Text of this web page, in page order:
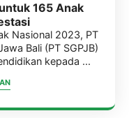
165 Anak
Nasional 2023, PT
Bali (PT SGPJB)
kepada ...